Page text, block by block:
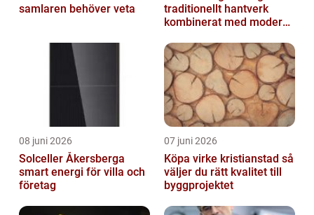
samlaren behöver veta
traditionellt hantverk
kombinerat med modern
08 juni 2026
Solceller Åkersberga
smart energi för villa och
företag
07 juni 2026
Köpa virke kristianstad så
väljer du rätt kvalitet till
byggprojektet